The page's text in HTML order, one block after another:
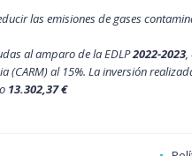
las emisiones de gases
al amparo de la EDLP2022-2023,
(CARM) al 15%. La inversión
13.302,37 €